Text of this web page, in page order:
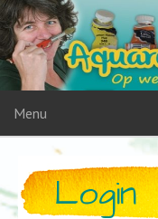
Menu
Login